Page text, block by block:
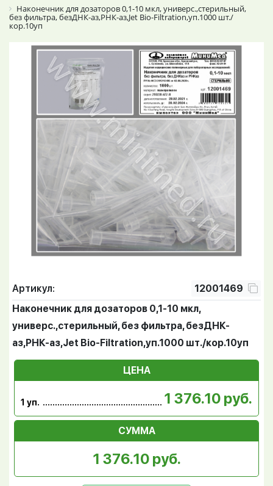
Наконечник для дозаторов 0,1-10 мкл, универс.,стерильный,
без фильтра, безДНК-аз,РНК-аз,Jet Bio-Filtration,уп.1000 шт./
кор.10уп
Артикул:
12001469
Наконечник для дозаторов 0,1-10 мкл,
универс.,стерильный, без фильтра, безДНК-
аз,РНК-аз,Jet Bio-Filtration,уп.1000 шт./кор.10уп
ЦЕНА
1 уп. 1 376.10 руб.
СУММА
1 376.10 руб.